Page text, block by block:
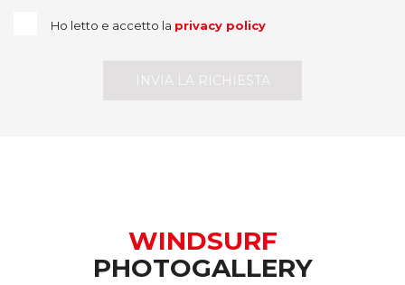
Ho letto e accetto la privacy policy
INVIA LA RICHIESTA
WINDSURF
PHOTOGALLERY